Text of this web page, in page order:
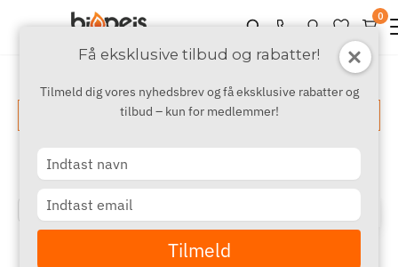
Få eksklusive tilbud og rabatter!
Tilmeld dig vores nyhedsbrev og få eksklusive rabatter og
tilbud – kun for medlemmer!
Type
your
name
Type
your
email
Tilmeld
0
Vis filter
Produkter
20 21 22
PLANIKA FIRES